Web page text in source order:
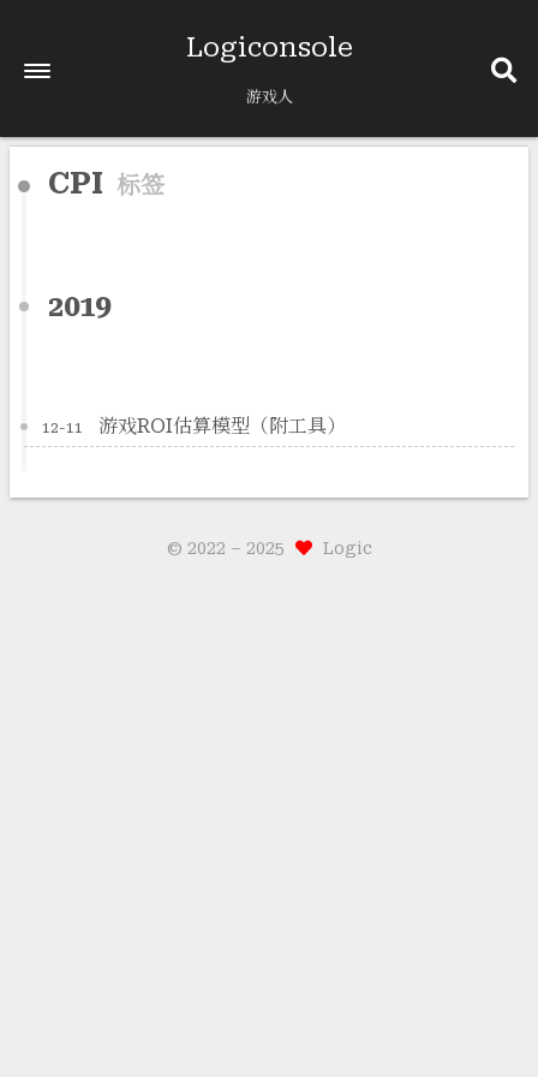
Logiconsole
游戏人
CPI 标签
2019
12-11 游戏ROI估算模型（附工具）
© 2022 – 2025 Logic